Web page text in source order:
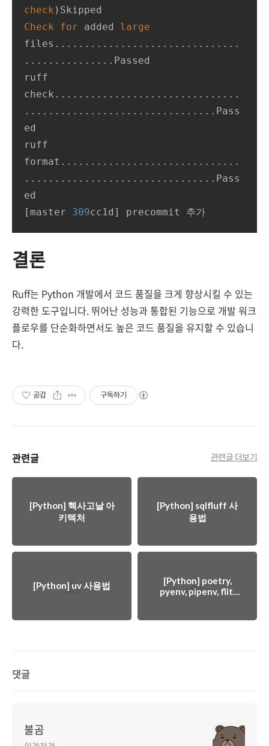
check
Check
for added large
files...............................
...............Passed
ruff
check...............................
................................Pass
ed
ruff
format..............................
................................Pass
ed
[master 309cc1d] precommit 추가
결론
Ruff는 Python 개발에서 코드 품질을 크게 향상시킬 수 있는
강력한 도구입니다. 뛰어난 성능과 통합된 기능으로 개발 워크
플로우를 단순화하면서도 높은 코드 품질을 유지할 수 있습니
다.
공감 구독하기
관련글 관련글 더보기
[Python] 헥사고날 아
키텍처
[Python] sqlfluff 사
용법
[Python] uv 사용법
[Python] poetry,
pyenv, pipenv, flit,
댓글
불곰